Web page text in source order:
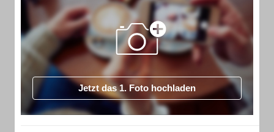
Jetzt das 1. Foto hochladen